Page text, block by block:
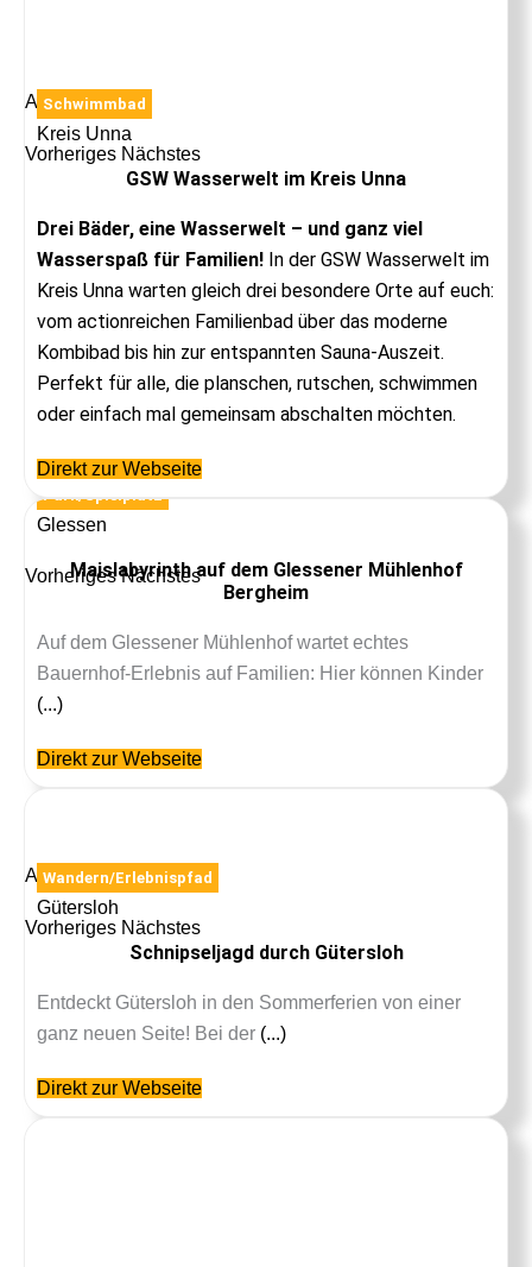
Vorheriges Nächstes
Anzeige
Schwimmbad
Kreis Unna
GSW Wasserwelt im Kreis Unna
Drei Bäder, eine Wasserwelt – und ganz viel
Wasserspaß für Familien! In der GSW Wasserwelt im
Kreis Unna warten gleich drei besondere Orte auf euch:
vom actionreichen Familienbad über das moderne
Kombibad bis hin zur entspannten Sauna-Auszeit.
Perfekt für alle, die planschen, rutschen, schwimmen
oder einfach mal gemeinsam abschalten möchten.
Direkt zur Webseite
Vorheriges Nächstes
Park/Spielplatz
Glessen
Maislabyrinth auf dem Glessener Mühlenhof
Bergheim
Auf dem Glessener Mühlenhof wartet echtes
Bauernhof-Erlebnis auf Familien: Hier können Kinder
(...)
Direkt zur Webseite
Vorheriges Nächstes
Anzeige
Wandern/Erlebnispfad
Gütersloh
Schnipseljagd durch Gütersloh
Entdeckt Gütersloh in den Sommerferien von einer
ganz neuen Seite! Bei der (...)
Direkt zur Webseite